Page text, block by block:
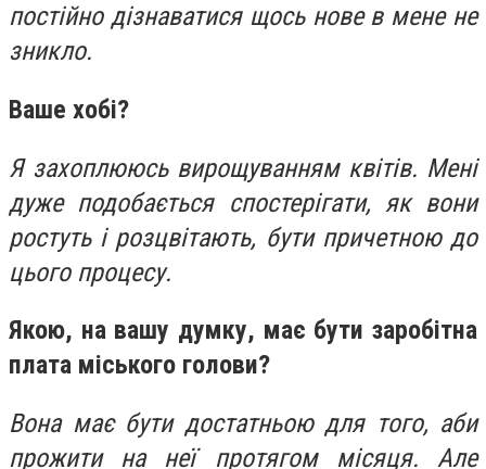
постійно дізнаватися щось нове в мене не
зникло.
Ваше хобі?
Я захоплююсь вирощуванням квітів. Мені
дуже подобається спостерігати, як вони
ростуть і розцвітають, бути причетною до
цього процесу.
Якою, на вашу думку, має бути заробітна
плата міського голови?
Вона має бути достатньою для того, аби
прожити на неї протягом місяця. Але